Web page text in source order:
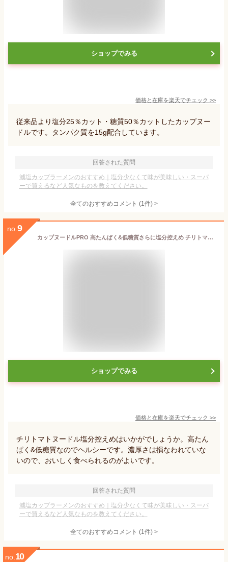
ショップでみる
価格と在庫を楽天でチェック >>
従来品より塩分25％カット・糖質50％カットしたカップヌー
ドルです。タンパク質を15g配合しています。
回答された質問
減塩カップラーメンのおすすめ｜塩分少なくて味が美味しい・スーパ
ーで買えるなど人気なものを教えてください。
全てのおすすめコメント (1件) >
no. 9
カップヌードルPRO 高たんぱく&低糖質さらに塩分控えめ チリトマトヌードル 1食 【日清食品公式】 カップラーメン インスタントラーメン ラーメン 糖質オフ プロテイン nissin
ショップでみる
価格と在庫を楽天でチェック >>
チリトマトヌードル塩分控えめはいかがでしょうか。高たん
ぱく&低糖質なのでヘルシーです。濃厚さは損なわれていな
いので、おいしく食べられるのがよいです。
回答された質問
減塩カップラーメンのおすすめ｜塩分少なくて味が美味しい・スーパ
ーで買えるなど人気なものを教えてください。
全てのおすすめコメント (1件) >
no. 10